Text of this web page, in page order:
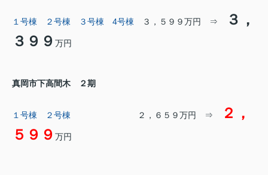
１号棟 ２号棟 ３号棟 4号棟 ３，５９９万円 ⇒
３，
３９９ 万円
真岡市下高間木 ２期
１号棟 ２号棟 ２，６５９万円 ⇒
２，
５９９ 万円